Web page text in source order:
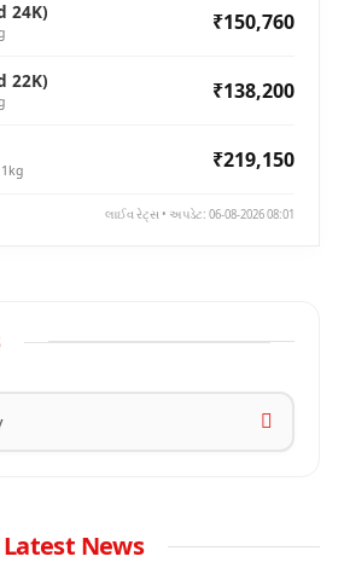
24K) ₹150,760
22K) ₹138,200
₹219,150
લાઈવ રેટ્સ • અપડેટ: 06-08-2026 08:01
Latest News